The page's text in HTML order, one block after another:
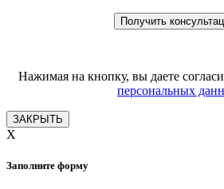
Нажимая на кнопку, вы даете
персональных
ЗАКРЫТЬ
X
Заполните форму